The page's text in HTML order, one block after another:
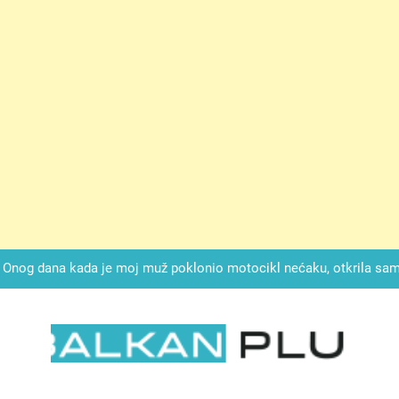
Onog dana kada je moj muž poklonio motocikl nećaku, otkrila
SAM ČAŠU: BIO JE SIN ŽENE ZA KOJU SU
mi je svekrva čupala infuziju i šaptala da umrem kako bi se
nije znala da je ispod zavoja ostao gumb koji je snimao svaku